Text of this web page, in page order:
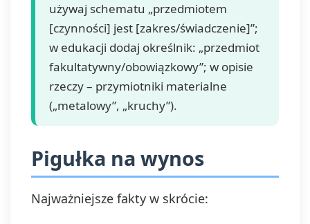
używaj schematu „przedmiotem
[czynności] jest [zakres/świadczenie]”;
w edukacji dodaj określnik: „przedmiot
fakultatywny/obowiązkowy”; w opisie
rzeczy – przymiotniki materialne
(„metalowy”, „kruchy”).
Pigułka na wynos
Najważniejsze fakty w skrócie: